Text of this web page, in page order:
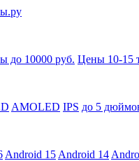
до 10000 руб. Цены 10-15
AMOLED IPS до 5
Android 15 Android 14